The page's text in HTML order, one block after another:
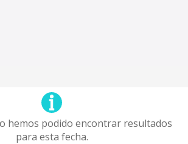
hemos podido encontrar resultados
para esta fecha.